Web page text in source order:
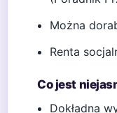
Można
Renta
Co jest
Dokładna